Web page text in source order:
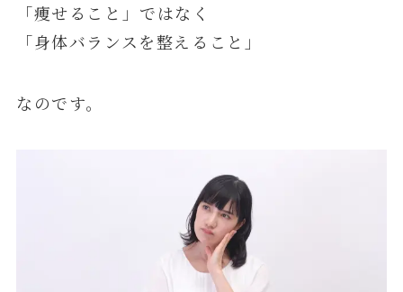
「痩せること」ではなく
「身体バランスを整えること」
なのです。